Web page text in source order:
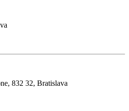
832 32, Bratislava